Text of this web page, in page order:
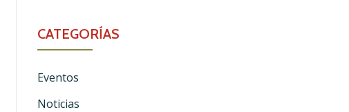
CATEGORÍAS
Eventos
Noticias